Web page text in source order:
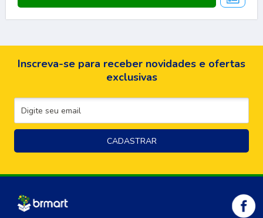
Inscreva-se para receber novidades e ofertas
exclusivas